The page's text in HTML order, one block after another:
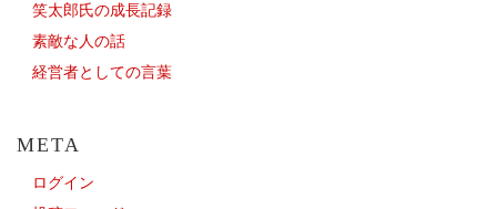
笑太郎氏の成長記録
素敵な人の話
経営者としての言葉
META
ログイン